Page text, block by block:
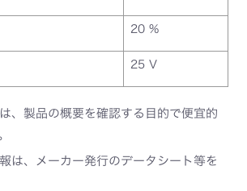
20 %
25 V
、製品の概要を確認する目的で便宜的
は、メーカー発行のデータシート等を